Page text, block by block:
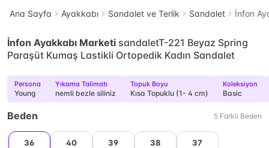
Ana Sayfa Ayakkabı Sandalet ve Terlik Sandalet İnfon
İnfon Ayakkabı Marketi sandaletT-221 Beyaz Spring
Paraşüt Kumaş Lastikli Ortopedik Kadın Sandalet
Persona
Young
Yıkama Talimatı
nemli bezle siliniz
Topuk Boyu
Kısa Topuklu (1- 4 cm)
Koleksiyon
Basic
Beden 5 Farklı Beden
36 40 39 38 37